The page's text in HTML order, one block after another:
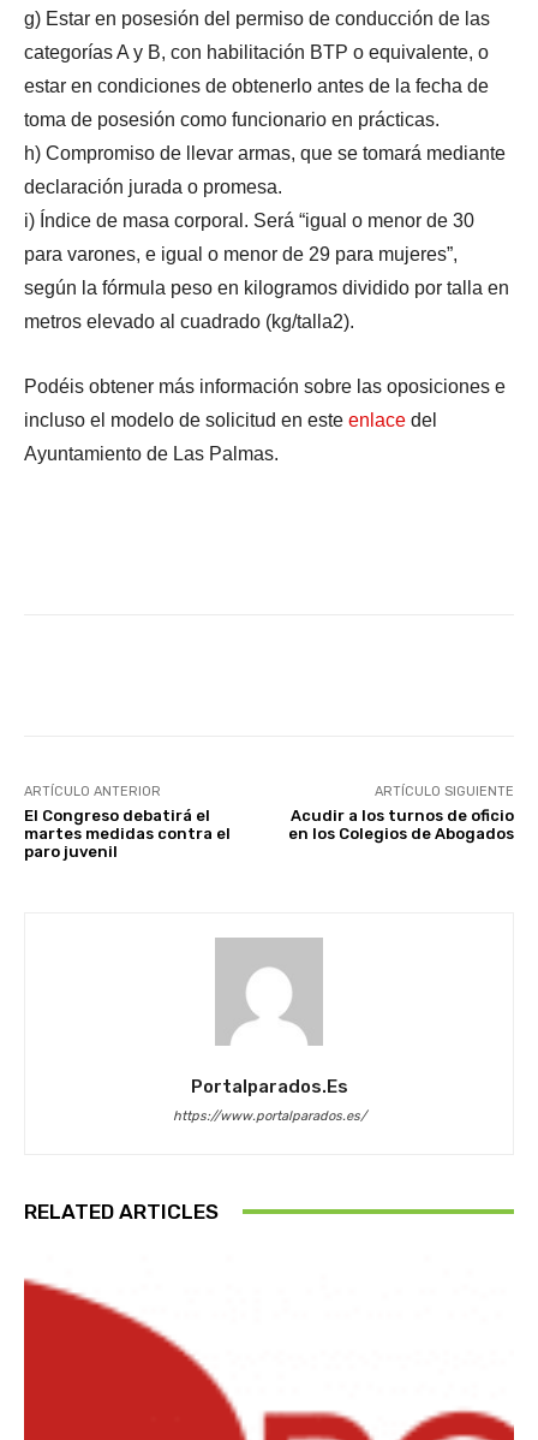
g) Estar en posesión del permiso de conducción de las
categorías A y B, con habilitación BTP o equivalente, o
estar en condiciones de obtenerlo antes de la fecha de
toma de posesión como funcionario en prácticas.
h) Compromiso de llevar armas, que se tomará mediante
declaración jurada o promesa.
i) Índice de masa corporal. Será “igual o menor de 30
para varones, e igual o menor de 29 para mujeres”,
según la fórmula peso en kilogramos dividido por talla en
metros elevado al cuadrado (kg/talla2).
Podéis obtener más información sobre las oposiciones e
incluso el modelo de solicitud en este enlace del
Ayuntamiento de Las Palmas.
ARTÍCULO ANTERIOR
El Congreso debatirá el
martes medidas contra el
paro juvenil
ARTÍCULO SIGUIENTE
Acudir a los turnos de oficio
en los Colegios de Abogados
Portalparados.es
https://www.portalparados.es/
RELATED ARTICLES